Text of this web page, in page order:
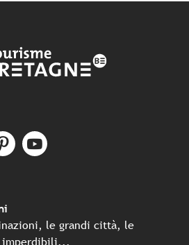
le grandi città, le